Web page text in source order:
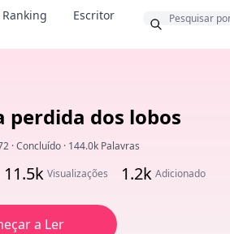
Ranking Escritor
perdida dos lobos
·Concluído · 144.0k Palavras
11.5k Visualizações 1.2k Adicionado
a Ler